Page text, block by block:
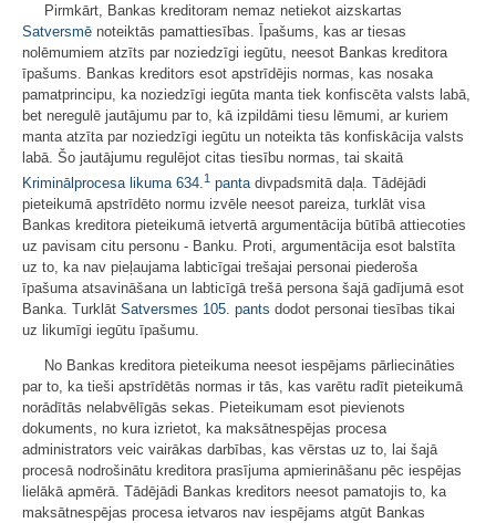
Pirmkārt, Bankas kreditoram nemaz netiekot aizskartas
Satversmē noteiktās pamattiesības. Īpašums, kas ar tiesas
nolēmumiem atzīts par noziedzīgi iegūtu, neesot Bankas kreditora
īpašums. Bankas kreditors esot apstrīdējis normas, kas nosaka
pamatprincipu, ka noziedzīgi iegūta manta tiek konfiscēta valsts labā,
bet neregulē jautājumu par to, kā izpildāmi tiesu lēmumi, ar kuriem
manta atzīta par noziedzīgi iegūtu un noteikta tās konfiskācija valsts
labā. Šo jautājumu regulējot citas tiesību normas, tai skaitā
Kriminālprocesa likuma 634.1 pantadivpadsmitā daļa. Tādējādi
pieteikumā apstrīdēto normu izvēle neesot pareiza, turklāt visa
Bankas kreditora pieteikumā ietvertā argumentācija būtībā attiecoties
uz pavisam citu personu - Banku. Proti, argumentācija esot balstīta
uz to, ka nav pieļaujama labticīgai trešajai personai piederoša
īpašuma atsavināšana un labticīgā trešā persona šajā gadījumā esot
Banka. Turklāt Satversmes 105. pants dodot personai tiesības tikai
uz likumīgi iegūtu īpašumu.
No Bankas kreditora pieteikuma neesot iespējams pārliecināties
par to, ka tieši apstrīdētās normas ir tās, kas varētu radīt pieteikumā
norādītās nelabvēlīgās sekas. Pieteikumam esot pievienots
dokuments, no kura izrietot, ka maksātnespējas procesa
administrators veic vairākas darbības, kas vērstas uz to, lai šajā
procesā nodrošinātu kreditora prasījuma apmierināšanu pēc iespējas
lielākā apmērā. Tādējādi Bankas kreditors neesot pamatojis to, ka
maksātnespējas procesa ietvaros nav iespējams atgūt Bankas